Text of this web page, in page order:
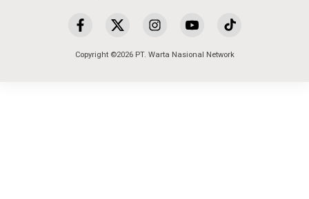
Copyright ©2026 PT. Warta Nasional Network